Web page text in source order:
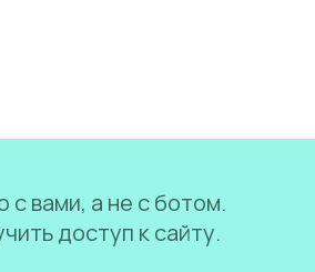
вами, а не с ботом.
доступ к сайту.